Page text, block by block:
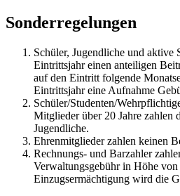
Sonderregelungen
Schüler, Jugendliche und aktive
Eintrittsjahr einen anteiligen
auf den Eintritt folgende
Eintrittsjahr eine Aufnahme
Schüler/Studenten/
Mitglieder über 20 Jahre zahlen
Jugendliche.
Ehrenmitglieder zahlen keinen
Rechnungs- und Barzahler
Verwaltungsgebühr in Höhe
Einzugsermächtigung wird die